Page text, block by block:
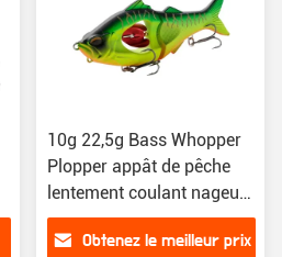
10g 22,5g Bass Whopper
Plopper appât de pêche
lentement coulant nageur
hélice réaliste
Obtenez le meilleur prix